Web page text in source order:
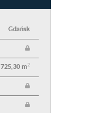
Gdańsk
725,30 m2